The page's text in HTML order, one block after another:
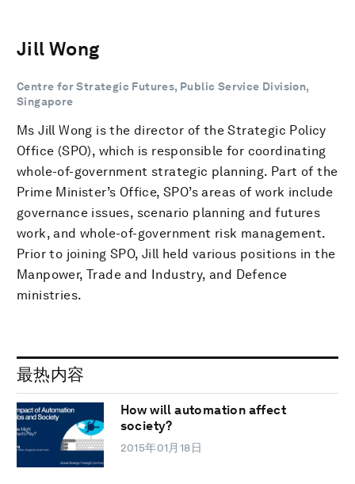
Jill Wong
Centre for Strategic Futures, Public Service Division,
Singapore
Ms Jill Wong is the director of the Strategic Policy
Office (SPO), which is responsible for coordinating
whole-of-government strategic planning. Part of the
Prime Minister’s Office, SPO’s areas of work include
governance issues, scenario planning and futures
work, and whole-of-government risk management.
Prior to joining SPO, Jill held various positions in the
Manpower, Trade and Industry, and Defence
ministries.
最热内容
How will automation affect
society?
2015年01月18日